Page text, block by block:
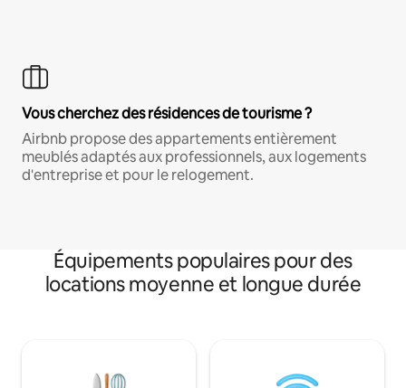
Vous cherchez des résidences de tourisme ?
Airbnb propose des appartements entièrement
meublés adaptés aux professionnels, aux logements
d'entreprise et pour le relogement.
Équipements populaires pour des
locations moyenne et longue durée